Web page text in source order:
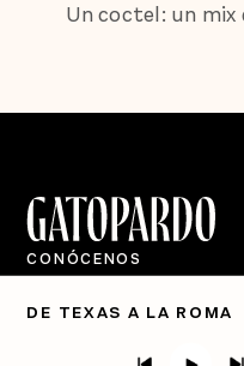
Un coctel: un mix
DE TEXAS A LA ROMA
CONÓCENOS
Quiénes Somos
Directorio